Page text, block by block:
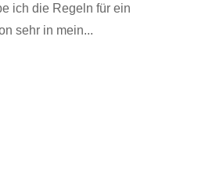
ich die Regeln für ein
sehr in mein...